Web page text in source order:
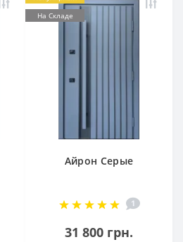
На Складе
Айрон Серые
1
31 800 грн.